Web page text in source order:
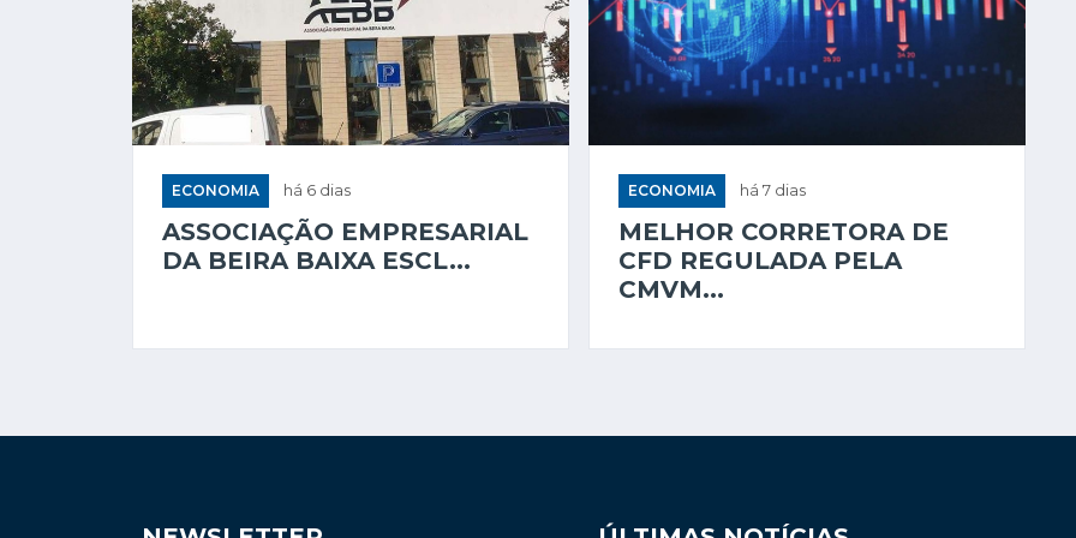
ECONOMIA há 6 dias
ASSOCIAÇÃO EMPRESARIAL
DA BEIRA BAIXA ESCL...
ECONOMIA há 7 dias
MELHOR CORRETORA DE
CFD REGULADA PELA
CMVM...